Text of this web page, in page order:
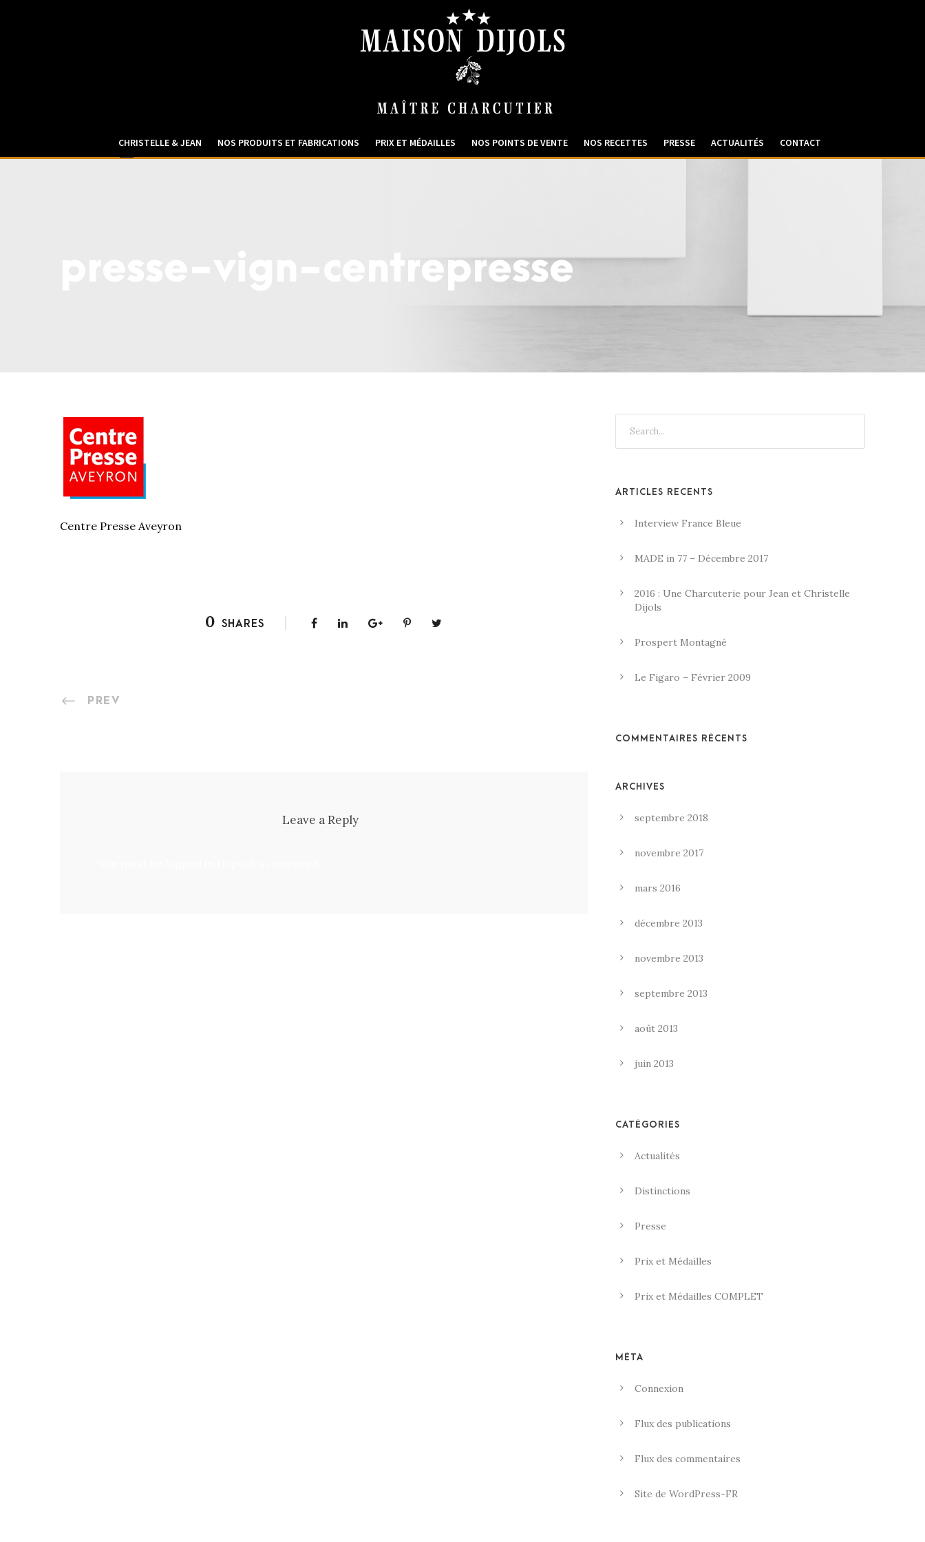
CHRISTELLE & JEAN NOS PRODUITS ET FABRICATIONS PRIX ET MÉDAILLES NOS POINTS DE VENTE NOS RECETTES PRESSE ACTUALITÉS CONTACT
presse-vign-centrepresse
Centre Presse Aveyron
0 SHARES
PREV
Leave a Reply
ARTICLES RÉCENTS
Interview France Bleue
MADE in 77 – Décembre 2017
2016 : Une Charcuterie pour Jean et Christelle
Dijols
Prospert Montagné
Le Figaro – Février 2009
COMMENTAIRES RÉCENTS
ARCHIVES
septembre 2018
novembre 2017
mars 2016
décembre 2013
novembre 2013
septembre 2013
août 2013
juin 2013
CATÉGORIES
Actualités
Distinctions
Presse
Prix et Médailles
Prix et Médailles COMPLET
MÉTA
Connexion
Flux des publications
Flux des commentaires
Site de WordPress-FR